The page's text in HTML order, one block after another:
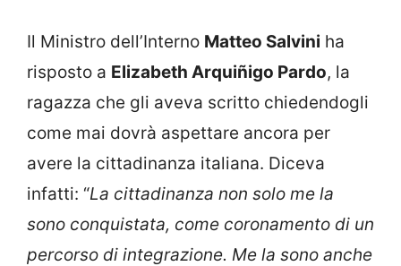
Il Ministro dell’Interno Matteo Salvini ha
risposto a Elizabeth Arquiñigo Pardo, la
ragazza che gli aveva scritto chiedendogli
come mai dovrà aspettare ancora per
avere la cittadinanza italiana. Diceva
infatti: “La cittadinanza non solo me la
sono conquistata, come coronamento di un
percorso di integrazione. Me la sono anche